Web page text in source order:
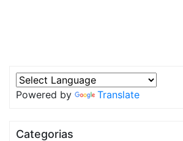
Powered by Translate
Categorias